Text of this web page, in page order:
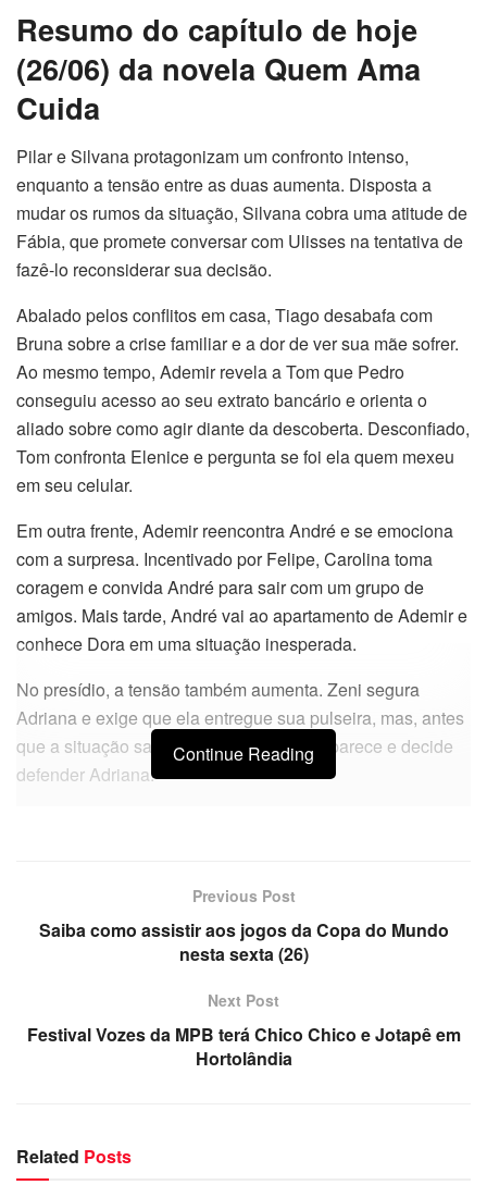
Resumo do capítulo de hoje
(26/06) da novela Quem Ama
Cuida
Pilar e Silvana protagonizam um confronto intenso,
enquanto a tensão entre as duas aumenta. Disposta a
mudar os rumos da situação, Silvana cobra uma atitude de
Fábia, que promete conversar com Ulisses na tentativa de
fazê-lo reconsiderar sua decisão.
Abalado pelos conflitos em casa, Tiago desabafa com
Bruna sobre a crise familiar e a dor de ver sua mãe sofrer.
Ao mesmo tempo, Ademir revela a Tom que Pedro
conseguiu acesso ao seu extrato bancário e orienta o
aliado sobre como agir diante da descoberta. Desconfiado,
Tom confronta Elenice e pergunta se foi ela quem mexeu
em seu celular.
Em outra frente, Ademir reencontra André e se emociona
com a surpresa. Incentivado por Felipe, Carolina toma
coragem e convida André para sair com um grupo de
amigos. Mais tarde, André vai ao apartamento de Ademir e
conhece Dora em uma situação inesperada.
No presídio, a tensão também aumenta. Zeni segura
Adriana e exige que ela entregue sua pulseira, mas, antes
que a situação saia do controle, Nancy aparece e decide
defender Adriana.
Continue Reading
Previous Post
Saiba como assistir aos jogos da Copa do Mundo
nesta sexta (26)
Next Post
Festival Vozes da MPB terá Chico Chico e Jotapê em
Hortolândia
Related Posts